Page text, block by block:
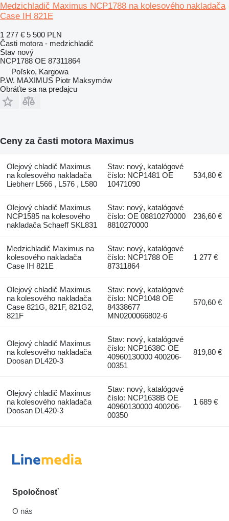
Medzichladič Maximus NCP1788 na kolesového nakladača
Case IH 821E
1 277 € 5 500 PLN
Časti motora - medzichladič
Stav nový
NCP1788 OE 87311864
Poľsko, Kargowa
P.W. MAXIMUS Piotr Maksymów
Obráťte sa na predajcu
Ceny za časti motora Maximus
Olejový chladič Maximus
na kolesového nakladača
Liebherr L566 , L576 , L580
Stav: nový, katalógové
číslo: NCP1481 OE
10471090
534,80 €
Olejový chladič Maximus
NCP1585 na kolesového
nakladača Schaeff SKL831
Stav: nový, katalógové
číslo: OE 08810270000
8810270000
236,60 €
Medzichladič Maximus na
kolesového nakladača
Case IH 821E
Stav: nový, katalógové
číslo: NCP1788 OE
87311864
1 277 €
Olejový chladič Maximus
na kolesového nakladača
Case 821G, 821F, 821G2,
821F
Stav: nový, katalógové
číslo: NCP1048 OE
84338677
MN0200066802-6
570,60 €
Olejový chladič Maximus
na kolesového nakladača
Doosan DL420-3
Stav: nový, katalógové
číslo: NCP1638C OE
40960130000 400206-
00351
819,80 €
Olejový chladič Maximus
na kolesového nakladača
Doosan DL420-3
Stav: nový, katalógové
číslo: NCP1638B OE
40960130000 400206-
00350
1 689 €
Spoločnosť
O nás